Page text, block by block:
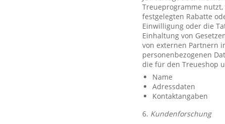
Treueprogramme
festgelegten Rabatte
Einwilligung oder die
Einhaltung von
von externen Partnern
personenbezogenen
die für den Treueshop
Name
Adressdaten
Kontaktangaben
6. Kundenforschung